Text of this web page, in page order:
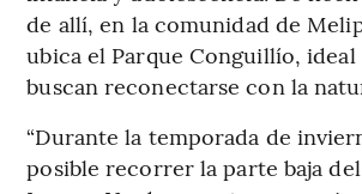
de allí, en la comunidad de
ubica el Parque Conguillío, ideal
buscan reconectarse con la
“Durante la temporada de
posible recorrer la parte baja